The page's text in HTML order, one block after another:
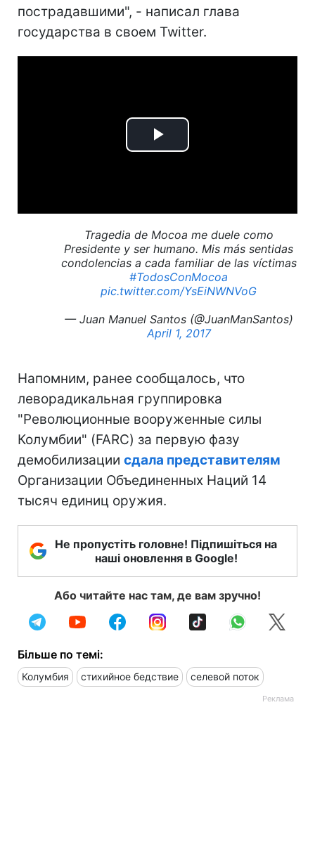
пострадавшими", - написал глава
государства в своем Twitter.
Play
Tragedia de Mocoa me duele como
Presidente y ser humano. Mis más sentidas
condolencias a cada familiar de las víctimas
#TodosConMocoa
pic.twitter.com/YsEiNWNVoG
— Juan Manuel Santos (@JuanManSantos)
April 1, 2017
Напомним, ранее сообщалось, что
леворадикальная группировка
"Революционные вооруженные силы
Колумбии" (FARC) за первую фазу
демобилизации сдала представителям
Организации Объединенных Наций 14
тысяч единиц оружия.
Не пропустіть головне! Підпишіться на
наші оновлення в Google!
Або читайте нас там, де вам зручно!
Більше по темі:
Колумбия стихийное бедствие селевой поток